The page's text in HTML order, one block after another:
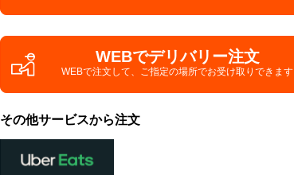
WEBでデリバリー注文
WEBで注文して、 ご指定の場所でお受け取りできます
その他サービスから注文